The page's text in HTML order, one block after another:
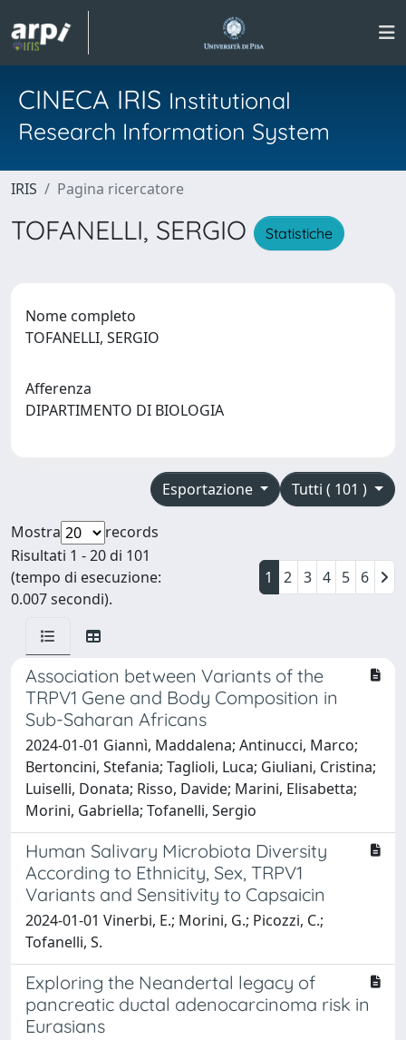
CINECA IRIS Institutional
Research Information System
IRIS Pagina ricercatore
TOFANELLI, SERGIO Statistiche
Nome completo
TOFANELLI, SERGIO
Afferenza
DIPARTIMENTO DI BIOLOGIA
Tutti ( 101 )
Esportazione
Mostra
records
Risultati 1 - 20 di 101
(tempo di esecuzione:
0.007 secondi).
1 2 3 4 5 6
Association between Variants of the
TRPV1 Gene and Body Composition in
Sub-Saharan Africans
2024-01-01 Giannì, Maddalena; Antinucci, Marco;
Bertoncini, Stefania; Taglioli, Luca; Giuliani, Cristina;
Luiselli, Donata; Risso, Davide; Marini, Elisabetta;
Morini, Gabriella; Tofanelli, Sergio
Human Salivary Microbiota Diversity
According to Ethnicity, Sex, TRPV1
Variants and Sensitivity to Capsaicin
2024-01-01 Vinerbi, E.; Morini, G.; Picozzi, C.;
Tofanelli, S.
Exploring the Neandertal legacy of
pancreatic ductal adenocarcinoma risk in
Eurasians